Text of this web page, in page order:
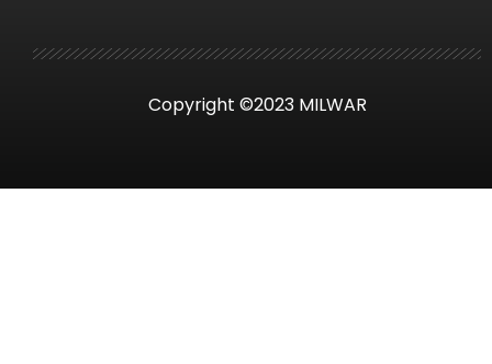
Copyright ©2023 MILWAR